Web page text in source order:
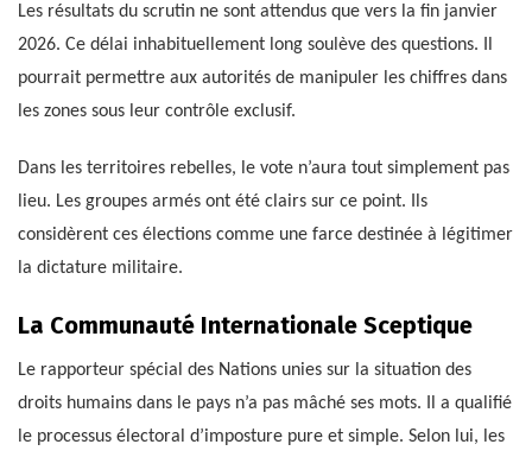
Les résultats du scrutin ne sont attendus que vers la fin janvier
2026. Ce délai inhabituellement long soulève des questions. Il
pourrait permettre aux autorités de manipuler les chiffres dans
les zones sous leur contrôle exclusif.
Dans les territoires rebelles, le vote n’aura tout simplement pas
lieu. Les groupes armés ont été clairs sur ce point. Ils
considèrent ces élections comme une farce destinée à légitimer
la dictature militaire.
La Communauté Internationale Sceptique
Le rapporteur spécial des Nations unies sur la situation des
droits humains dans le pays n’a pas mâché ses mots. Il a qualifié
le processus électoral d’imposture pure et simple. Selon lui, les